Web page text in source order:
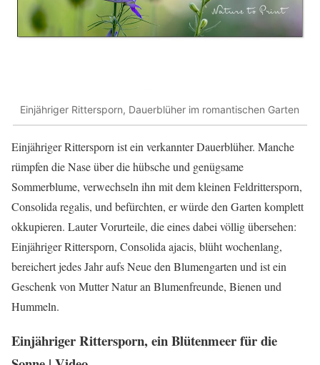
Einjähriger Rittersporn, Dauerblüher im romantischen Garten
Einjähriger Rittersporn ist ein verkannter Dauerblüher. Manche
rümpfen die Nase über die hübsche und genügsame
Sommerblume, verwechseln ihn mit dem kleinen Feldrittersporn,
Consolida regalis, und befürchten, er würde den Garten komplett
okkupieren. Lauter Vorurteile, die eines dabei völlig übersehen:
Einjähriger Rittersporn, Consolida ajacis, blüht wochenlang,
bereichert jedes Jahr aufs Neue den Blumengarten und ist ein
Geschenk von Mutter Natur an Blumenfreunde, Bienen und
Hummeln.
Einjähriger Rittersporn, ein Blütenmeer für die